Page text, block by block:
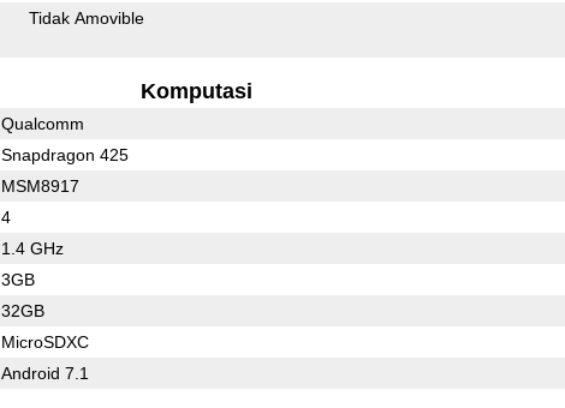
Tidak Amovible
Komputasi
Qualcomm
Snapdragon 425
MSM8917
4
1.4 GHz
3GB
32GB
MicroSDXC
Android 7.1